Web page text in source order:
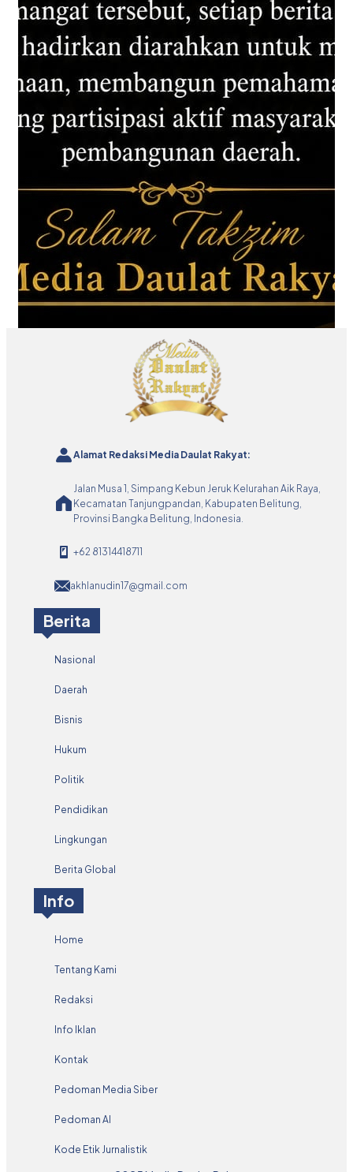
Alamat Redaksi Media Daulat Rakyat:
Jalan Musa 1, Simpang Kebun Jeruk Kelurahan Aik Raya,
Kecamatan Tanjungpandan, Kabupaten Belitung,
Provinsi Bangka Belitung, Indonesia.
+62 81314418711
akhlanudin17@gmail.com
Berita
Nasional
Daerah
Bisnis
Hukum
Politik
Pendidikan
Lingkungan
Berita Global
Info
Home
Tentang Kami
Redaksi
Info Iklan
Kontak
Pedoman Media Siber
Pedoman AI
Kode Etik Jurnalistik